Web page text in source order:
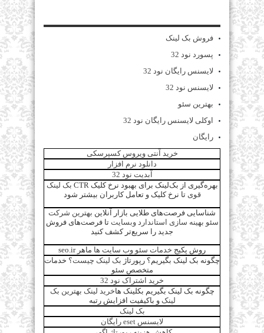
فروش بک لینک
پسورد نود 32
لایسنس رایگان نود 32
لایسنس نود 32
بهترین سئو
اوکلی لایسنس رایگان نود 32
رایگان
خرید آنتی ویروس کسپرسکی
دانلود نرم افزار
آبدیت نود 32
بهره‌گیری از بک‌لینک برای بهبود نرخ کلیک CTR
بک لینک
قوی تا نرخ کلیک و تعامل کاربران بیشتر شود
شناسایی فرصت‌های طلایی بازار آنلاین بهترین شرکت
سئو بهینه سازی استاندارد وبسایت تا فرصت‌های فروش
جدید را سریع‌تر کشف کنید
روش پکیج خدمات سئو وب سایت ها ماهر seo.ir
چگونه بک لینک بگیریم؟ رپورتاژ بک لینک چیست؟ خدمات
متخصص سئو
خرید اشتراک نود 32
چگونه بک لینک بگیریم بکلینک هاخرید لینک بهترین بک
لینک و باکیفیت افزایش رتبه
بک لینک
لایسنس eset رایگان